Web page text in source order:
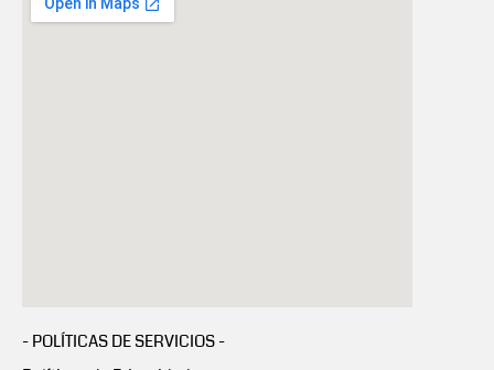
- POLÍTICAS DE SERVICIOS -